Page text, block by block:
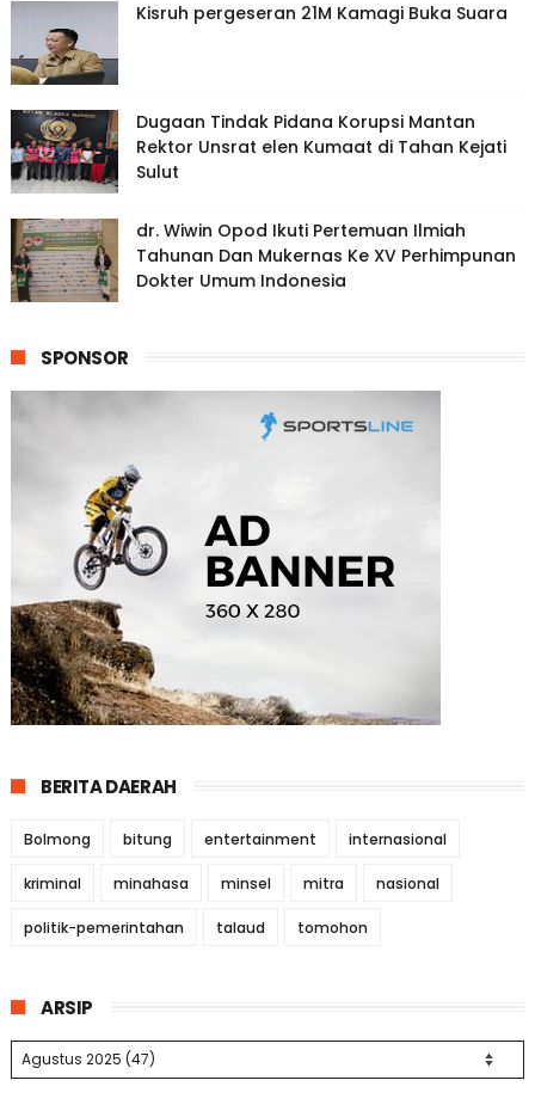
Kisruh pergeseran 21M Kamagi Buka Suara
Dugaan Tindak Pidana Korupsi Mantan
Rektor Unsrat elen Kumaat di Tahan Kejati
Sulut
dr. Wiwin Opod Ikuti Pertemuan Ilmiah
Tahunan Dan Mukernas Ke XV Perhimpunan
Dokter Umum Indonesia
SPONSOR
BERITA DAERAH
Bolmong bitung entertainment internasional
kriminal minahasa minsel mitra nasional
politik-pemerintahan talaud tomohon
ARSIP